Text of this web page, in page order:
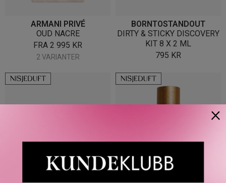
ARMANI PRIVÉ
OUD NACRE
FRA 2 995 KR
2 VARIANTER
BORNTOSTANDOUT
DIRTY & STICKY DISCOVERY
KIT 8 X 2 ML
795 KR
×